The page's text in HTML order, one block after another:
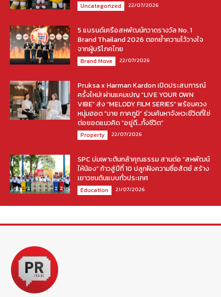
Uncategorized 22/07/2026
5 แบรนด์เครือสหพัฒน์กวาดรางวัล No. 1
Brand Thailand 2026 ตอกย้ำความไว้วางใจ
จากผู้บริโภคไทย
Brand Move 22/07/2026
Pruksa x Harman Kardon เปิดประสบการณ์
ครั้งใหม่! ผ่านแคมเปญ “LIVE YOUR OWN
VIBE” ส่ง “MELODY FILM SERIES” พร้อมควง
หนุ่มฮอต “มาย ภาคภูมิ” ร่วมค้นหาจังหวะชีวิตที่ใช่
ต่อยอดแนวคิด “อยู่ดี…ทั้งชีวิต”
Property 22/07/2026
SPC บ่มเพาะต้นกล้าคุณธรรม สานต่อ “สหพัฒน์
ให้น้อง” ก้าวสู่ปีที่ 10 ปลูกฝังความซื่อสัตย์ สร้าง
เยาวชนต้นแบบทั่วประเทศ
Education 21/07/2026